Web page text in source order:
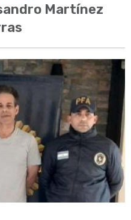
Martínez